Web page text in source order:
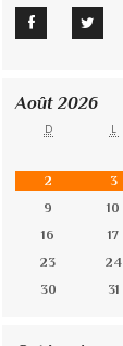
Août 2026
D L
2
3
9
10
16
17
23
24
30
31